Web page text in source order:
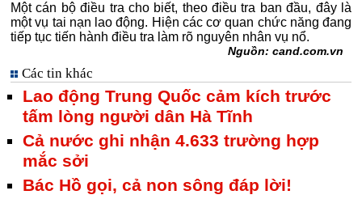
Một cán bộ điều tra cho biết, theo điều tra ban đầu, đây là
một vụ tai nạn lao động. Hiện các cơ quan chức năng đang
tiếp tục tiến hành điều tra làm rõ nguyên nhân vụ nổ.
Nguồn: cand.com.vn
Các tin khác
Lao động Trung Quốc cảm kích trước
tấm lòng người dân Hà Tĩnh
Cả nước ghi nhận 4.633 trường hợp
mắc sởi
Bác Hồ gọi, cả non sông đáp lời!